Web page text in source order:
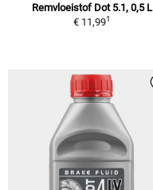
Remvloeistof Dot 5.1, 0,5 L
€ 11,991